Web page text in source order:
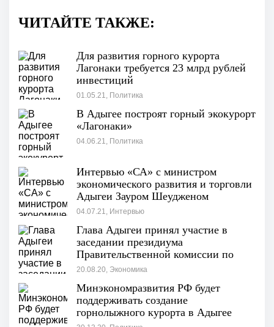
ЧИТАЙТЕ ТАКЖЕ:
Для развития горного курорта
Лагонаки требуется 23 млрд рублей
инвестиций
01.05.21, Политика
В Адыгее построят горный экокурорт
«Лагонаки»
04.06.21, Политика
Интервью «СА» с министром
экономического развития и торговли
Адыгеи Зауром Шеудженом
04.07.21, Интервью
Глава Адыгеи принял участие в
заседании президиума
Правительственной комиссии по
региональному развитию
20.08.20, Экономика
Минэкономразвития РФ будет
поддерживать создание
горнолыжного курорта в Адыгее